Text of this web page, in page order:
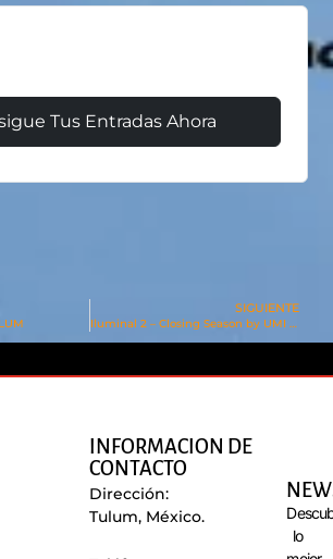
Tus Entradas Ahora
SIGUIENTE
Iluminal 2 – Closing Season by UMI TULUM
INFORMACION DE
CONTACTO
Dirección:
Tulum, México.
lo